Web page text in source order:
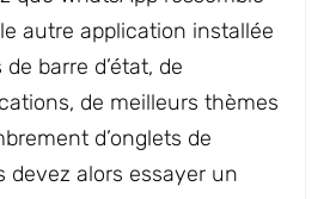
autre application installée
barre d’état, de
de meilleurs thèmes
d’onglets de
devez alors essayer un